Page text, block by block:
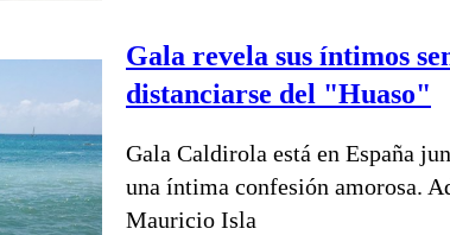
Gala revela sus íntimos
distanciarse del "Huaso"
Gala Caldirola está en España
una íntima confesión amorosa.
Mauricio Isla